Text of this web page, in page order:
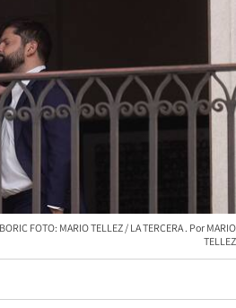
FOTO: MARIO TELLEZ / LA TERCERA
MARIO
TELLEZ